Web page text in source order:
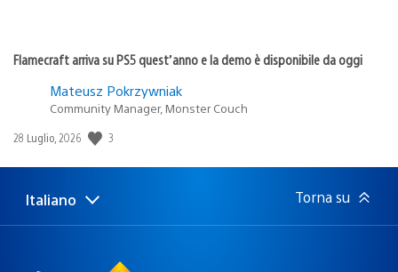
Flamecraft arriva su PS5 quest’anno e la demo è disponibile da oggi
Mateusz Pokrzywniak
Community Manager, Monster Couch
Data
pubblicazione:
28 Luglio, 2026 3
Seleziona
una
Regione
attuale:
Italiano Torna su